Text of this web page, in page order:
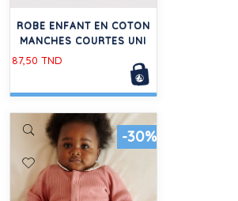
ROBE ENFANT EN COTON
MANCHES COURTES UNI
87,50 TND
-30%